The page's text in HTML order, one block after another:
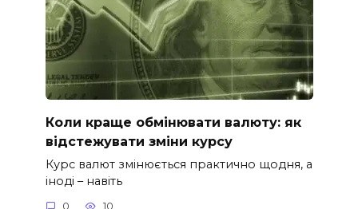
Коли краще обмінювати валюту: як
відстежувати зміни курсу
Курс валют змінюється практично щодня, а
іноді – навіть
0 10